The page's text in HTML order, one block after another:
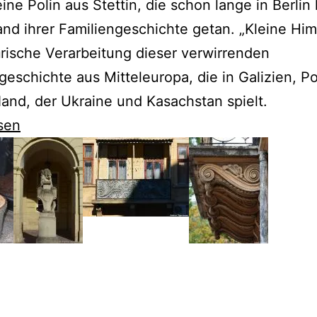
Polin aus Stettin, die schon lange in Berlin
ihrer Familiengeschichte getan. „Kleine
Verarbeitung dieser verwirrenden
aus Mitteleuropa, die in Galizien,
der Ukraine und Kasachstan spielt.